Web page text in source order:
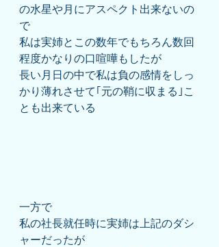
の水星や月にアスペクト出来ないの
で
私は実姉とこの数年でもちろん数回
程度かなりの口喧嘩もしたが
長い月日の中で私は負の感情をしっ
かり薄れさせて｢元の鞘に収まる｣こ
とも出来ている
一方で
私の社長就任時に実姉は上記のダシ
ャーだったが